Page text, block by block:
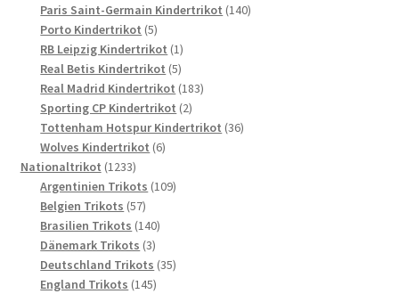
Produkte
Paris Saint-Germain Kindertrikot 140140
Porto Kindertrikot 55
Produkte
RB Leipzig Kindertrikot 11
Produkt
Real Betis Kindertrikot 55
Produkte
Real Madrid Kindertrikot 183183
Sporting CP Kindertrikot 22
Produkte
Tottenham Hotspur Kindertrikot 3636
Wolves Kindertrikot 66
Nationaltrikot 12331233
Produkte
Argentinien Trikots 109109
Belgien Trikots 5757
Produkte
Brasilien Trikots 140140
Dänemark Trikots 33
Produkte
Deutschland Trikots 3535
England Trikots 145145